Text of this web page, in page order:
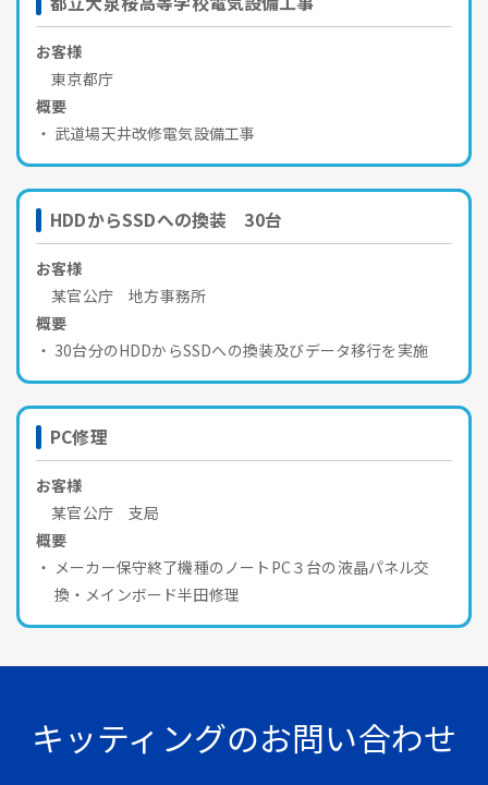
お客様
東京都庁
概要
武道場天井改修電気設備工事
HDDからSSDへの換装 30台
お客様
某官公庁 地方事務所
概要
30台分のHDDからSSDへの換装及びデータ移行を実施
PC修理
お客様
某官公庁 支局
概要
メーカー保守終了機種のノートPC３台の液晶パネル交
換・メインボード半田修理
キッティングのお問い合わせ